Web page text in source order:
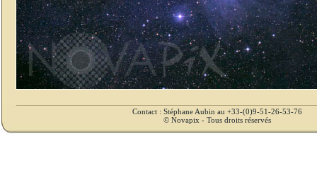
Contact : Stéphane Aubin au +33-(0)9-51-26-53-76
© Novapix - Tous droits réservés